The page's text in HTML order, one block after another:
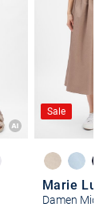
Sale
Marie
Damen